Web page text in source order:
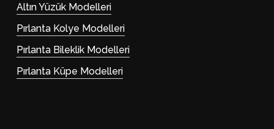
Altın Yüzük Modelleri
Pırlanta Kolye Modelleri
Pırlanta Bileklik Modelleri
Pırlanta Küpe Modelleri